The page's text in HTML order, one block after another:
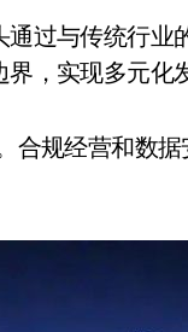
过与传统行业
，实现多元化
合规经营和数